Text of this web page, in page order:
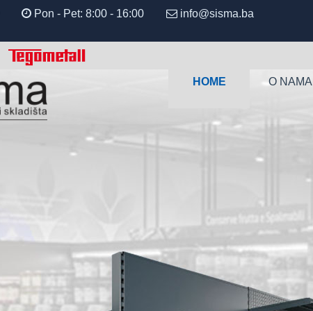
Pon - Pet: 8:00 - 16:00 info@sisma.ba
HOME O NAMA